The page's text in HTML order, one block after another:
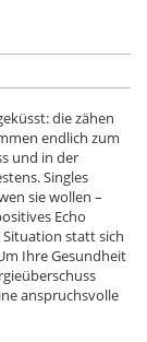
die zähen
endlich zum
und in der
Singles
sie wollen –
Echo
Situation statt sich
Ihre Gesundheit
anspruchsvolle